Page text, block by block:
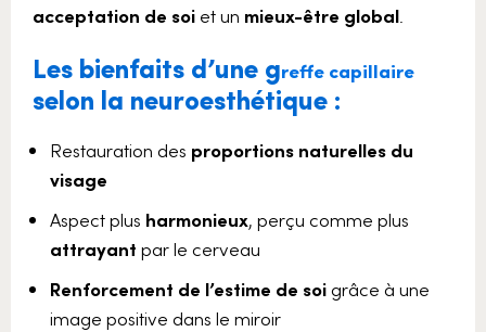
acceptation de soi et un mieux-être global.
Les bienfaits d’une greffe capillaire
selon la neuroesthétique :
Restauration des proportions naturelles du
visage
Aspect plus harmonieux, perçu comme plus
attrayant par le cerveau
Renforcement de l’estime de soigrâce à une
image positive dans le miroir